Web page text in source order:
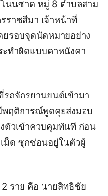
นนซาด หมู่ 8 ตำบลสาม
ราชสีมา เจ้าหน้าที่
ยรอบจุดนัดหมายอย่าง
ะทำผิดแบบคาหนังคา
ถจักรยานยนต์เข้ามา
พฤติการณ์พูดคุยส่งมอบ
ตัวเข้าควบคุมทันที ก่อน
ม็ด ซุกซ่อนอยู่ในตัวผู้
ราย คือ นายสิทธิชัย